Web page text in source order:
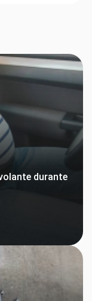
durante